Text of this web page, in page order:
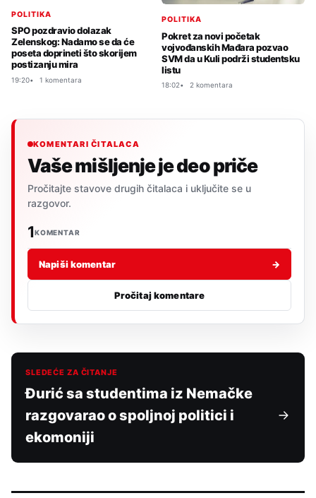
POLITIKA
SPO pozdravio dolazak
Zelenskog: Nadamo se da će
poseta doprineti što skorijem
postizanju mira
19:20 1 komentara
POLITIKA
Pokret za novi početak
vojvođanskih Mađara pozvao
SVM da u Kuli podrži studentsku
listu
18:02 2 komentara
KOMENTARI ČITALACA
Vaše mišljenje je deo priče
Pročitajte stavove drugih čitalaca i uključite se u
razgovor.
1KOMENTAR
Napiši komentar →
Pročitaj komentare
SLEDEĆE ZA ČITANJE
Đurić sa studentima iz Nemačke
razgovarao o spoljnoj politici i
ekomoniji